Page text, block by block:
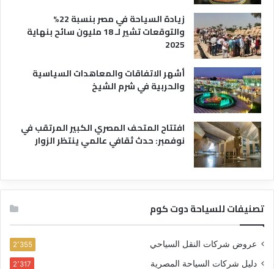
زيادة السياحة في مصر بنسبة 22%
والتوقعات تشير لـ 18 مليون سائح بنهاية
2025
أشهر الاتفاقات والمعاهدات السياسية
والحربية في شرم الشيخ
افتتاح المتحف المصري الكبير المرتقب في
نوفمبر: حدث ثقافي عالمي ينتظر الزوار
تصنيفات للسياحة دوت كوم
عروض شركات النقل السياحي 2٬355
دليل شركات السياحة المصرية 2٬317